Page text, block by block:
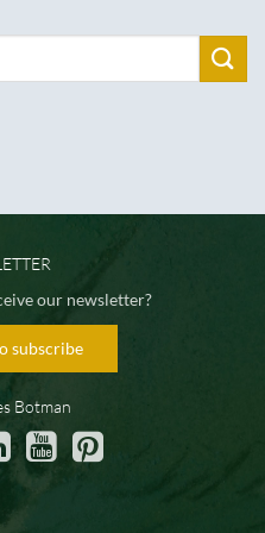
our newsletter?
subscribe
Botman